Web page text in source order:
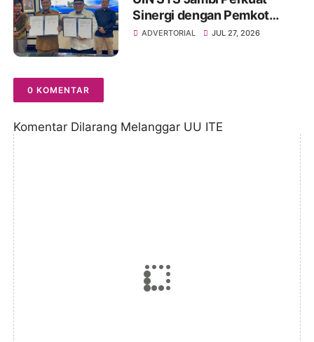
Sinergi dengan Pemkot
Jambi Lewat MoU dan PKS
ADVERTORIAL JUL 27, 2026
0 KOMENTAR
Komentar Dilarang Melanggar UU ITE